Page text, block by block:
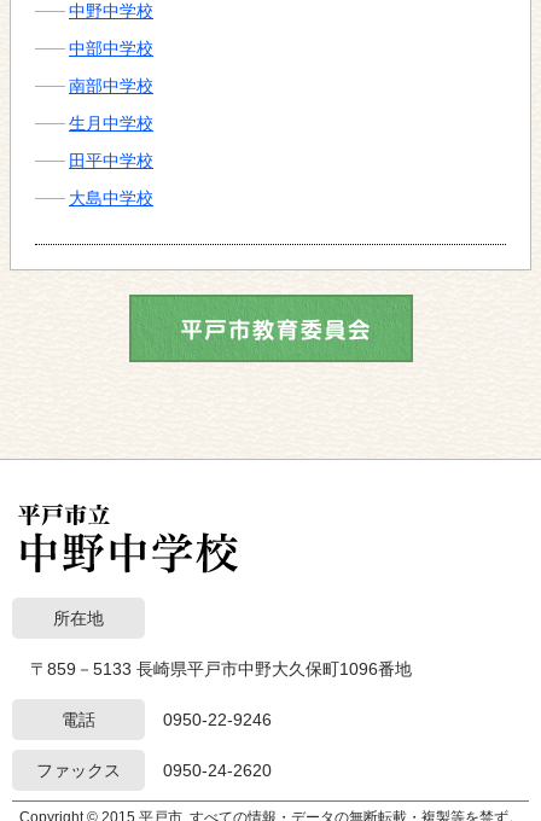
中野中学校
中部中学校
南部中学校
生月中学校
田平中学校
大島中学校
所在地
〒859－5133 長崎県平戸市中野大久保町1096番地
電話 0950-22-9246
ファックス 0950-24-2620